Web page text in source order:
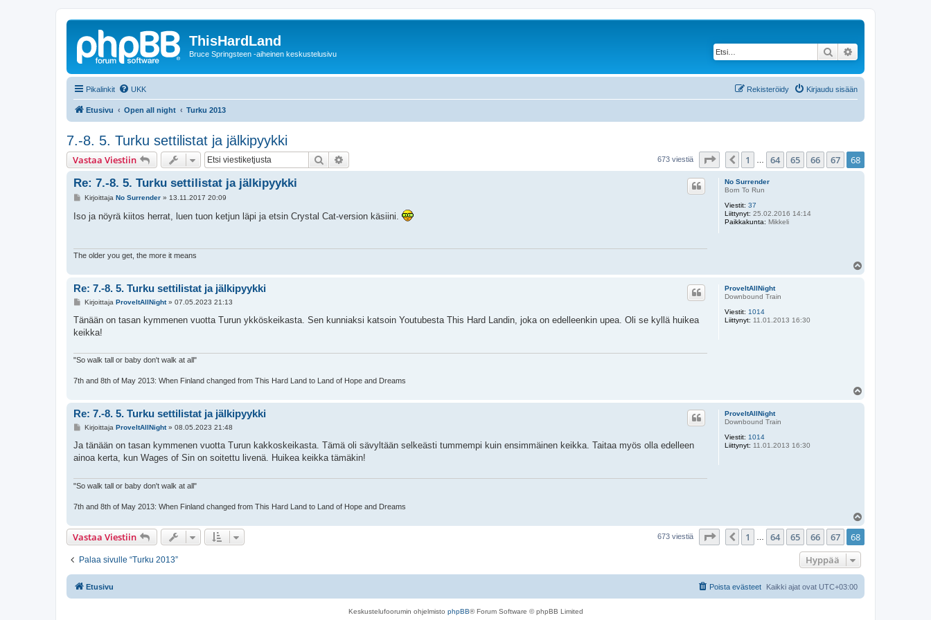
ThisHardLand
Bruce Springsteen -aiheinen keskustelusivu Etsi
Pikalinkit UKK Kirjaudu sisään
Rekisteröidy
Etusivu Open all night Turku 2013
7.-8. 5. Turku settilistat ja jälkipyykki
Vastaa Viestiin Etsi 673 viestiä Sivu /Edellinen
1 64 65 66 67 68
No Surrender
Born To Run
Viestit: 37
Liittynyt: 25.02.2016 14:14
Paikkakunta: Mikkeli
Re: 7.-8. 5. Turku settilistat ja jälkipyykki
V
e
s
Kirjoittaja No Surrender» 13.11.2017 20:09
Iso ja nöyrä kiitos herrat, luen tuon ketjun läpi ja etsin Crystal Cat-version käsiini.
The older you get, the more it means
ProveItAllNight
Downbound Train
Viestit: 1014
Liittynyt: 11.01.2013 16:30
Re: 7.-8. 5. Turku settilistat ja jälkipyykki
V
e
t
Kirjoittaja ProveItAllNight» 07.05.2023 21:13
Tänään on tasan kymmenen vuotta Turun ykköskeikasta. Sen kunniaksi katsoin Youtubesta This Hard Landin, joka on edelleenkin upea. Oli se kyllä huikea
keikka!
"So walk tall or baby don't walk at all"
7th and 8th of May 2013: When Finland changed from This Hard Land to Land of Hope and Dreams
ProveItAllNight
Downbound Train
Viestit: 1014
Liittynyt: 11.01.2013 16:30
Re: 7.-8. 5. Turku settilistat ja jälkipyykki
V
e
t
Kirjoittaja ProveItAllNight» 08.05.2023 21:48
Ja tänään on tasan kymmenen vuotta Turun kakkoskeikasta. Tämä oli sävyltään selkeästi tummempi kuin ensimmäinen keikka. Taitaa myös olla edelleen
ainoa kerta, kun Wages of Sin on soitettu livenä. Huikea keikka tämäkin!
"So walk tall or baby don't walk at all"
7th and 8th of May 2013: When Finland changed from This Hard Land to Land of Hope and Dreams
s
Vastaa Viestiin 673 viestiä Sivu / 68
Edellinen
1 64 65 66 67 68
Palaa sivulle “Turku 2013” Hyppää
Etusivu Kaikki ajat ovat UTC+03:00
Poista evästeet
Keskustelufoorumin ohjelmisto phpBB® Forum Software © phpBB Limited